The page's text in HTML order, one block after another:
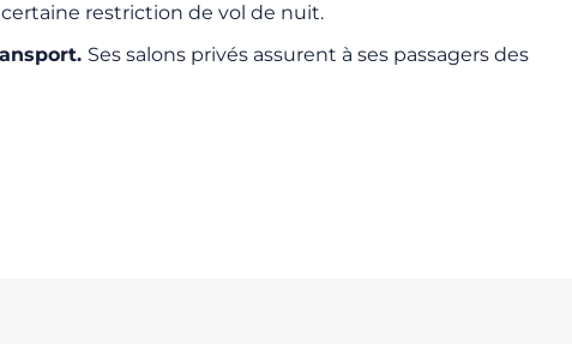
restriction de vol de nuit.
Ses salons privés assurent à ses passagers des